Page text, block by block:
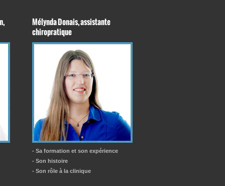
Mélynda Donais, assistante
chiropratique
- Sa formation et son expérience
- Son histoire
- Son rôle à la clinique